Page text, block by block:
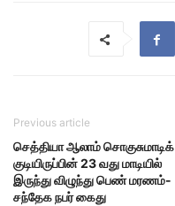
Previous article
செத்தியா ஆலாம் சொகுசுமாடிக்
குடியிருப்பின் 23 வது மாடியில்
இருந்து விழுந்து பெண் மரணம்-
சந்தேக நபர் கைது